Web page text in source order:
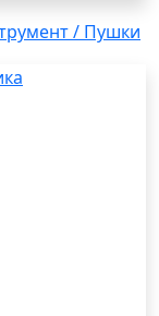
/ Пушки